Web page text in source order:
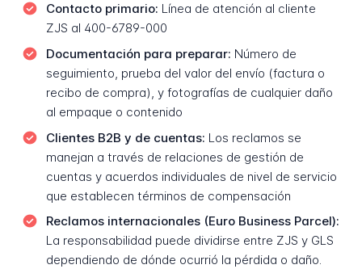
Contacto primario: Línea de atención al cliente
ZJS al 400-6789-000
Documentación para preparar: Número de
seguimiento, prueba del valor del envío (factura o
recibo de compra), y fotografías de cualquier daño
al empaque o contenido
Clientes B2B y de cuentas: Los reclamos se
manejan a través de relaciones de gestión de
cuentas y acuerdos individuales de nivel de servicio
que establecen términos de compensación
Reclamos internacionales (Euro Business Parcel):
La responsabilidad puede dividirse entre ZJS y GLS
dependiendo de dónde ocurrió la pérdida o daño.